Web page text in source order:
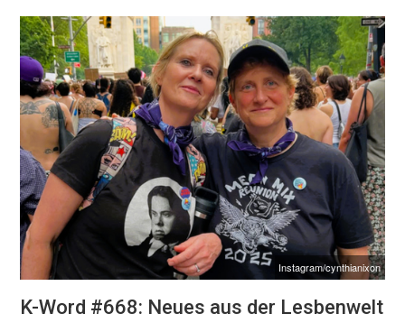
Instagram/cynthianixon
K-Word #668: Neues aus der Lesbenwelt